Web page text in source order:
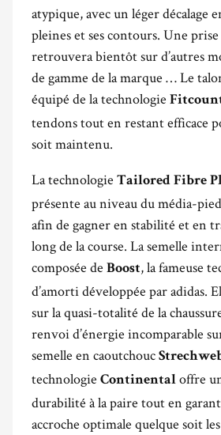
atypique, avec un léger décalage
pleines et ses contours. Une
retrouvera bientôt sur d’autres
de gamme de la marque … Le
équipé de la technologie
tendons tout en restant efficace
soit maintenu.
La technologie Tailored Fibre
présente au niveau du média-
afin de gagner en stabilité et en
long de la course. La semelle
composée de Boost, la fameuse
d’amorti développée par adidas.
sur la quasi-totalité de la
renvoi d’énergie incomparable
semelle en caoutchouc
technologie Continental offre
durabilité à la paire tout en
accroche optimale quelque soit